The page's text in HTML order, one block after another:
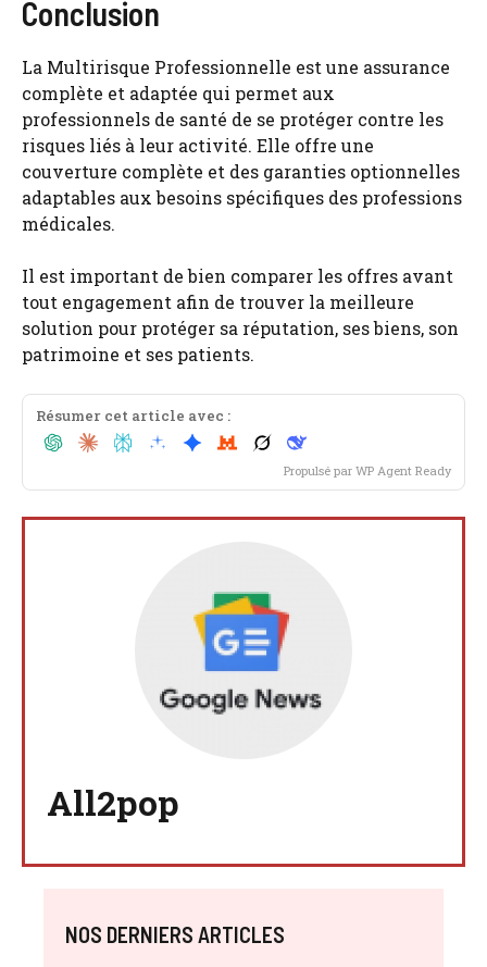
Conclusion
La Multirisque Professionnelle est une assurance
complète et adaptée qui permet aux
professionnels de santé de se protéger contre les
risques liés à leur activité. Elle offre une
couverture complète et des garanties optionnelles
adaptables aux besoins spécifiques des professions
médicales.
Il est important de bien comparer les offres avant
tout engagement afin de trouver la meilleure
solution pour protéger sa réputation, ses biens, son
patrimoine et ses patients.
Résumer cet article avec :
Propulsé par WP Agent Ready
All2pop
NOS DERNIERS ARTICLES